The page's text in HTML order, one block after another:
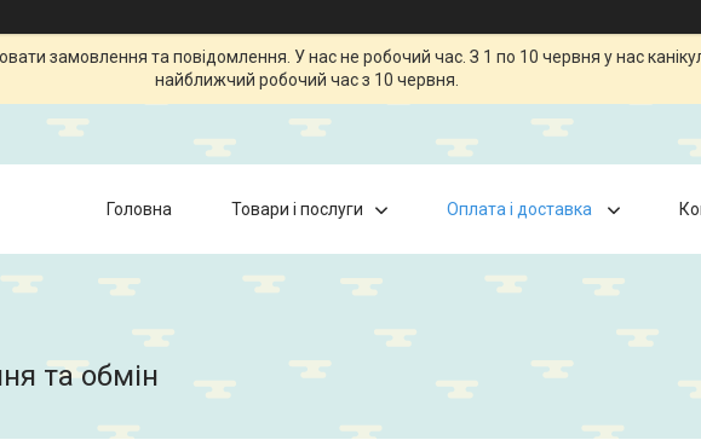
замовлення та повідомлення. У нас не робочий час. З 1 по 10 червня у нас
найближчий робочий час з 10 червня.
Головна Товари і послуги Оплата і доставка
та обмін